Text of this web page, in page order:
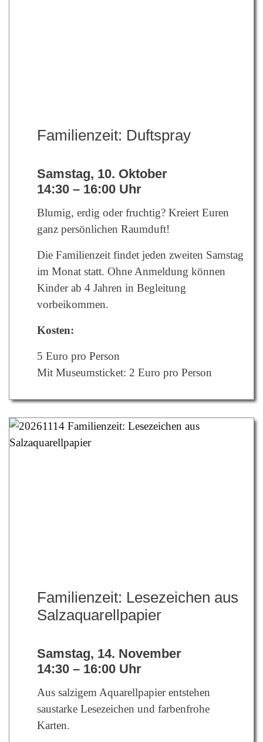
Familienzeit: Duftspray
Samstag, 10. Oktober
14:30 – 16:00 Uhr
Blumig, erdig oder fruchtig? Kreiert Euren
ganz persönlichen Raumduft!
Die Familienzeit findet jeden zweiten Samstag
im Monat statt. Ohne Anmeldung können
Kinder ab 4 Jahren in Begleitung
vorbeikommen.
Kosten:
5 Euro pro Person
Mit Museumsticket: 2 Euro pro Person
Familienzeit: Lesezeichen aus
Salzaquarellpapier
Samstag, 14. November
14:30 – 16:00 Uhr
Aus salzigem Aquarellpapier entstehen
saustarke Lesezeichen und farbenfrohe
Karten.